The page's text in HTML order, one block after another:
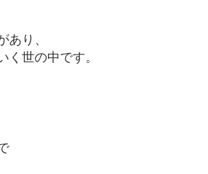
あり、
く世の中です。